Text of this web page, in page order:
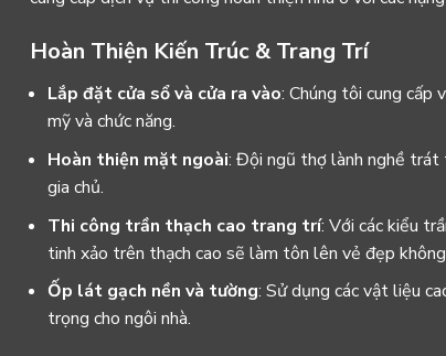
Hoàn Thiện Kiến Trúc & Trang Trí
Lắp đặt cửa sổ và cửa ra vào: Chúng tôi cung cấp
mỹ và chức năng.
Hoàn thiện mặt ngoài: Đội ngũ thợ lành nghề trát
gia chủ.
Thi công trần thạch cao trang trí: Với các kiểu
tinh xảo trên thạch cao sẽ làm tôn lên vẻ đẹp
Ốp lát gạch nền và tường: Sử dụng các vật liệu
trọng cho ngôi nhà.